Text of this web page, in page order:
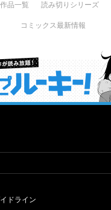
品一覧 読み切りシリーズ
コミックス最新情報
作が読み放題！ ジャン
ドライン